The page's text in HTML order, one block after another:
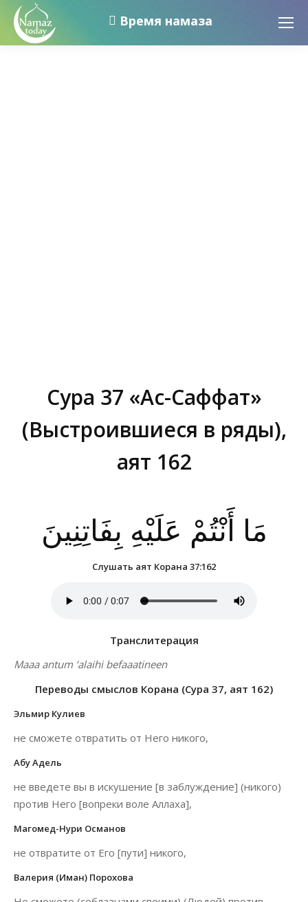
Время намаза
Сура 37 «Ас-Саффат»
(Выстроившиеся в ряды),
аят 162
مَا أَنْتُمْ عَلَيْهِ بِفَاتِنِينَ
Слушать аят Корана 37:162
Транслитерация
Maaa antum ‘alaihi befaaatineen
Переводы смыслов Корана (Сура 37, аят 162)
Эльмир Кулиев
не сможете отвратить от Него никого,
Абу Адель
не введете вы в искушение [в заблуждение] (никого)
против Него [вопреки воле Аллаха],
Магомед-Нури Османов
не отвратите от Его [пути] никого,
Валерия (Иман) Порохова